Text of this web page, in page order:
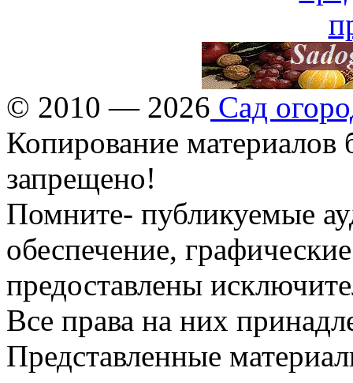
© 2010 — 2026 Сад
Копирование материалов
запрещено!
Помните- публикуемые
обеспечение,
предоставлены
Все права на них
Представленные